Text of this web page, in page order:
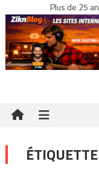
Plus de 25